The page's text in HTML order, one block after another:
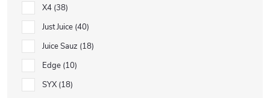
X4 38
Just Juice 40
Juice Sauz 18
Edge 10
SYX 18